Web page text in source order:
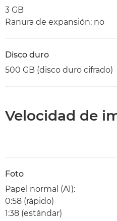
3 GB
Ranura de expansión: no
Disco duro
500 GB (disco duro cifrado)
Velocidad de
Foto
Papel normal (A1):
0:58 (rápido)
1:38 (estándar)